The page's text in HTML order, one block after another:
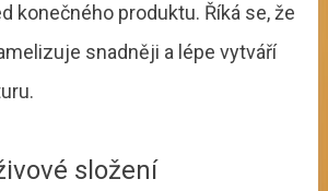
konečného produktu. Říká se, že
snadněji a lépe vytváří
složení